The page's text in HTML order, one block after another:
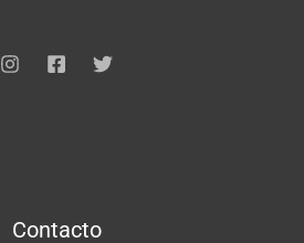
Contacto